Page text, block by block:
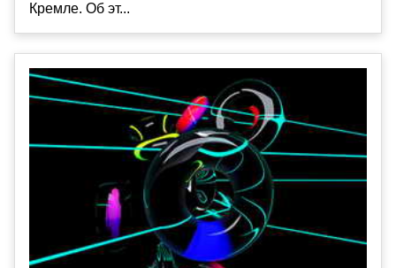
Кремле. Об эт...